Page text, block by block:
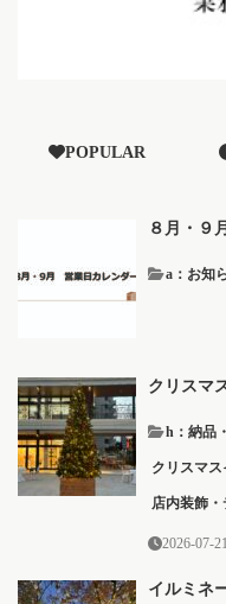
POPULAR
８月・９
a：お知
クリスマ
h：納品
クリスマ
店内装飾
2026-07-
イルミネ